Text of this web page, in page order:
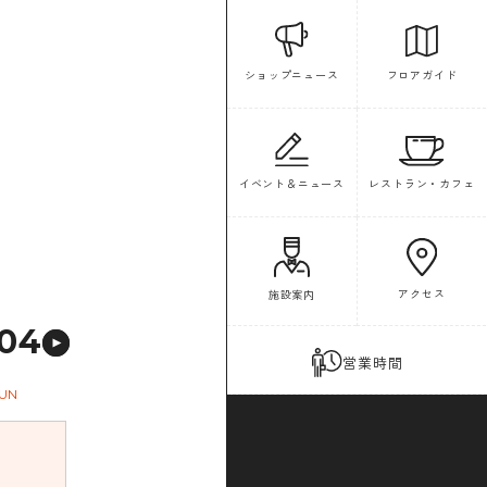
ショップニュース フロアガイド
イベント＆ニュース レストラン・カフェ
施設案内 アクセス
営業時間